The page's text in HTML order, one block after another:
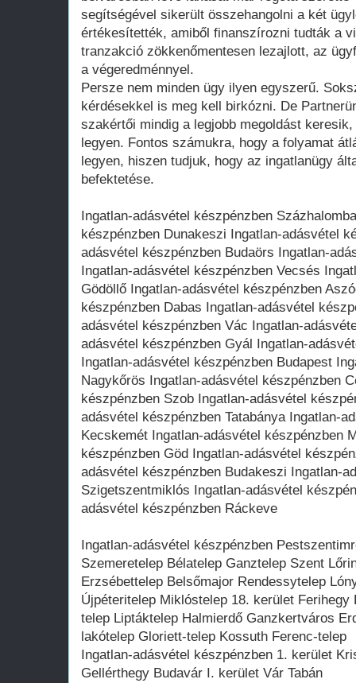
segítségével sikerült összehangolni a két
értékesítették, amiből finanszírozni tudták a
tranzakció zökkenőmentesen lezajlott, az
a végeredménnyel.
Persze nem minden ügy ilyen egyszerű.
kérdésekkel is meg kell birkózni. De
szakértői mindig a legjobb megoldást
legyen. Fontos számukra, hogy a folyamat
legyen, hiszen tudjuk, hogy az ingatlanügy
befektetése.
Ingatlan-adásvétel készpénzben
készpénzben Dunakeszi Ingatlan-adásvétel
adásvétel készpénzben Budaörs Ingatlan-
Ingatlan-adásvétel készpénzben Vecsés
Gödöllő Ingatlan-adásvétel készpénzben
készpénzben Dabas Ingatlan-adásvétel
adásvétel készpénzben Vác Ingatlan-
adásvétel készpénzben Gyál Ingatlan-
Ingatlan-adásvétel készpénzben Budapest
Nagykőrös Ingatlan-adásvétel készpénzben
készpénzben Szob Ingatlan-adásvétel
adásvétel készpénzben Tatabánya Ingatlan-
Kecskemét Ingatlan-adásvétel készpénzben
készpénzben Göd Ingatlan-adásvétel
adásvétel készpénzben Budakeszi Ingatlan-
Szigetszentmiklós Ingatlan-adásvétel
adásvétel készpénzben Ráckeve
Ingatlan-adásvétel készpénzben
Szemeretelep Bélatelep Ganztelep Szent
Erzsébettelep Belsőmajor Rendessytelep
Újpéteritelep Miklóstelep 18. kerület
telep Liptáktelep Halmierdő Ganzkertváros
lakótelep Gloriett-telep Kossuth Ferenc-telep
Ingatlan-adásvétel készpénzben 1. kerület
Gellérthegy Budavár I. kerület Vár Tabán